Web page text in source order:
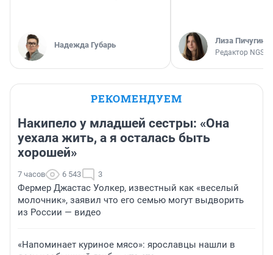
Надежда Губарь Лиза Пичугина
Редактор
РЕКОМЕНДУЕМ
Накипело у младшей сестры: «Она
уехала жить, а я осталась быть
хорошей»
7 часов 6 543 3
Фермер Джастас Уолкер, известный как «веселый
молочник», заявил что его семью могут выдворить
из России — видео
«Напоминает куриное мясо»: ярославцы нашли в